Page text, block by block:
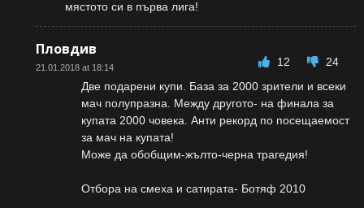
мястото си в първа лига!
Пловдив
21.01.2018 at 18:14 12
24
Две подарени купи. База за 2000 зрители и всеки
мач полупразна. Между другото- на финала за
купата 2000 човека. Анти рекорд по посещаемост
за мач на купата!
Може да обобщим-жълто-черна трагедия!
Отбора на смеха и сатирата- Ботяф 2010